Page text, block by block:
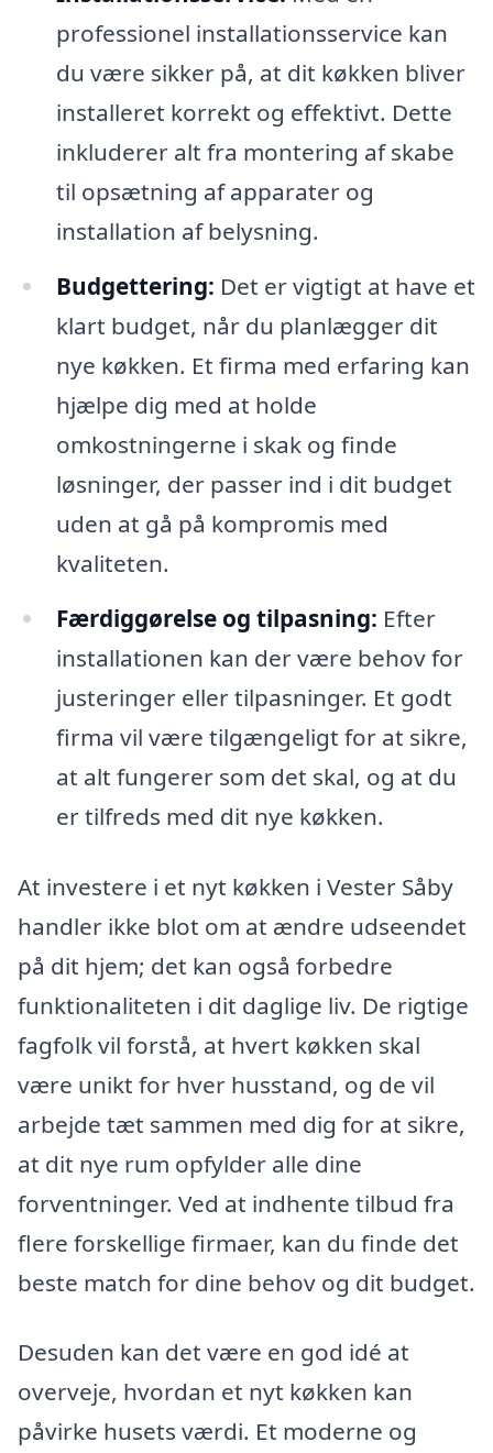
professionel installationsservice kan
du være sikker på, at dit køkken bliver
installeret korrekt og effektivt. Dette
inkluderer alt fra montering af skabe
til opsætning af apparater og
installation af belysning.
Budgettering: Det er vigtigt at have et
klart budget, når du planlægger dit
nye køkken. Et firma med erfaring kan
hjælpe dig med at holde
omkostningerne i skak og finde
løsninger, der passer ind i dit budget
uden at gå på kompromis med
kvaliteten.
Færdiggørelse og tilpasning: Efter
installationen kan der være behov for
justeringer eller tilpasninger. Et godt
firma vil være tilgængeligt for at sikre,
at alt fungerer som det skal, og at du
er tilfreds med dit nye køkken.
At investere i et nyt køkken i Vester Såby
handler ikke blot om at ændre udseendet
på dit hjem; det kan også forbedre
funktionaliteten i dit daglige liv. De rigtige
fagfolk vil forstå, at hvert køkken skal
være unikt for hver husstand, og de vil
arbejde tæt sammen med dig for at sikre,
at dit nye rum opfylder alle dine
forventninger. Ved at indhente tilbud fra
flere forskellige firmaer, kan du finde det
beste match for dine behov og dit budget.
Desuden kan det være en god idé at
overveje, hvordan et nyt køkken kan
påvirke husets værdi. Et moderne og